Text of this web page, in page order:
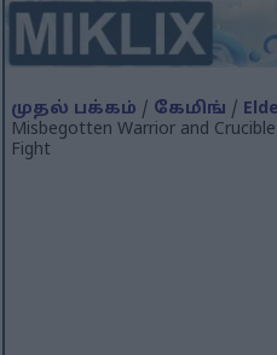
முதல் பக்கம் / கேமிங் /
Misbegotten Warrior and
Fight